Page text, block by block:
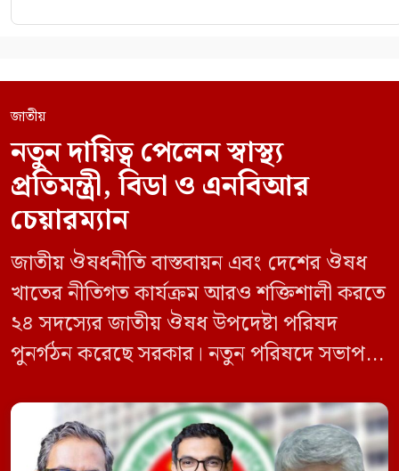
জাতীয়
নতুন দায়িত্ব পেলেন স্বাস্থ্য
প্রতিমন্ত্রী, বিডা ও এনবিআর
চেয়ারম্যান
জাতীয় ঔষধনীতি বাস্তবায়ন এবং দেশের ঔষধ
খাতের নীতিগত কার্যক্রম আরও শক্তিশালী করতে
২৪ সদস্যের জাতীয় ঔষধ উপদেষ্টা পরিষদ
পুনর্গঠন করেছে সরকার। নতুন পরিষদে সভাপতি
কল্যাণমন্ত্রী এবং সদস্য সচিব থাকবেন স্বাস্থ্য ও
পরিবার কল্যাণ মন্ত্রণালয়ের সচিব। একই সঙ্গে